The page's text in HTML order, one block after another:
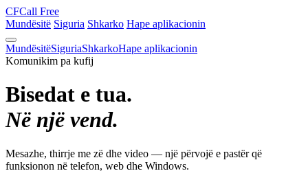
CFCall Free
Mundësitë Siguria Shkarko Hape aplikacionin
MundësitëSiguriaShkarkoHape aplikacionin
Komunikim pa kufij
Bisedat e tua.
Në një vend.
Mesazhe, thirrje me zë dhe video — një përvojë e pastër që
funksionon në telefon, web dhe Windows.